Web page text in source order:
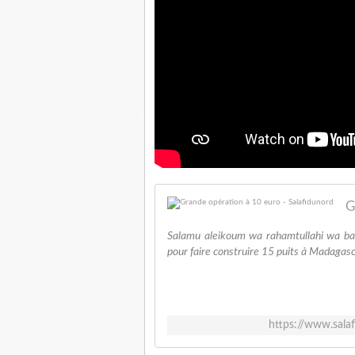
Salamu aleikoum wa rahamtullahi wa
pour faire construire 15 puits à
https://